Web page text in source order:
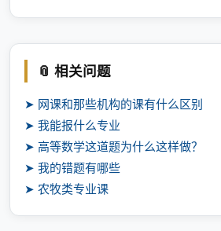
📎 相关问题
➤ 网课和那些机构的课有什么区别
➤ 我能报什么专业
➤ 高等数学这道题为什么这样做？
➤ 我的错题有哪些
➤ 农牧类专业课